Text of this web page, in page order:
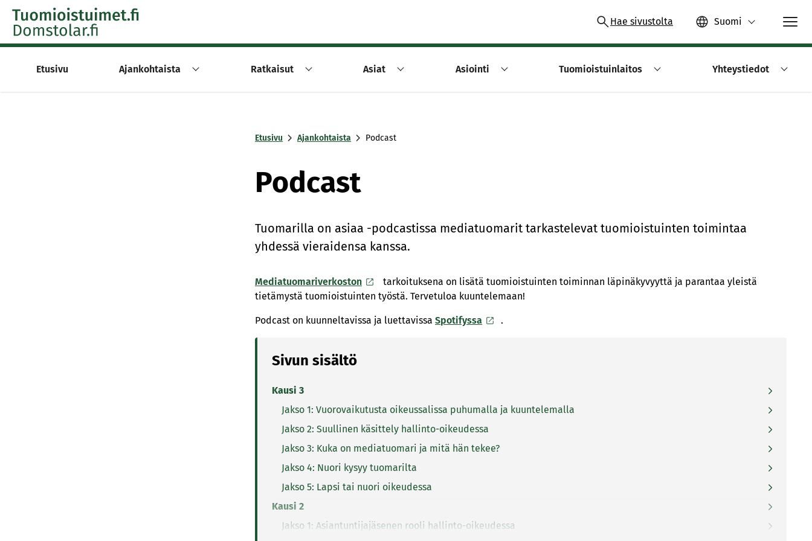
Skip to content -saavutettavuusohje
Hae sivustolta Suomi
Etusivu Ajankohtaista Ratkaisut Asiat Asiointi Tuomioistuinlaitos Yhteystiedot
Etusivu Ajankohtaista Podcast
Podcast
Tuomarilla on asiaa -podcastissa mediatuomarit tarkastelevat tuomioistuinten toimintaa
yhdessä vieraidensa kanssa.
Mediatuomariverkoston
tarkoituksena on lisätä tuomioistuinten toiminnan läpinäkyvyyttä ja parantaa yleistä
tietämystä tuomioistuinten työstä. Tervetuloa kuuntelemaan!
Podcast on kuunneltavissa ja luettavissa Spotifyssa .
Sivun sisältö
Kausi 3
Jakso 1: Vuorovaikutusta oikeussalissa puhumalla ja kuuntelemalla
Jakso 2: Suullinen käsittely hallinto-oikeudessa
Jakso 3: Kuka on mediatuomari ja mitä hän tekee?
Jakso 4: Nuori kysyy tuomarilta
Jakso 5: Lapsi tai nuori oikeudessa
Kausi 2
Jakso 1: Asiantuntijajäsenen rooli hallinto-oikeudessa